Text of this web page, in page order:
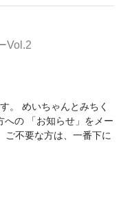
Vol.2
。 めいちゃんとみちく
への 「お知らせ」をメー
ご不要な方は、一番下に